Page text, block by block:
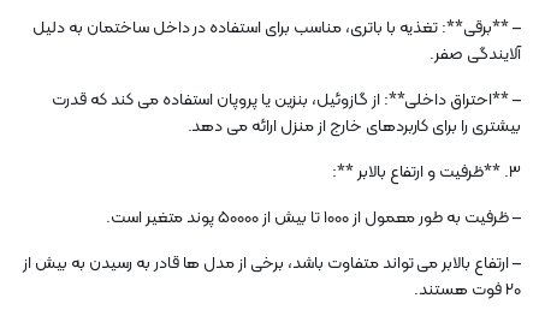
– **برقی**: تغذیه با باتری، مناسب برای استفاده در داخل ساختمان به دلیل
آلایندگی صفر.
– **احتراق داخلی**: از گازوئیل، بنزین یا پروپان استفاده می کند که قدرت
بیشتری را برای کاربردهای خارج از منزل ارائه می دهد.
3. **ظرفیت و ارتفاع بالابر **:
– ظرفیت به طور معمول از 1000 تا بیش از 50000 پوند متغیر است.
– ارتفاع بالابر می تواند متفاوت باشد، برخی از مدل ها قادر به رسیدن به بیش از
20 فوت هستند.